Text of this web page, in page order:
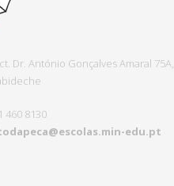
Dr. António Gonçalves Amaral 75A,
460 8130
min-edu.pt